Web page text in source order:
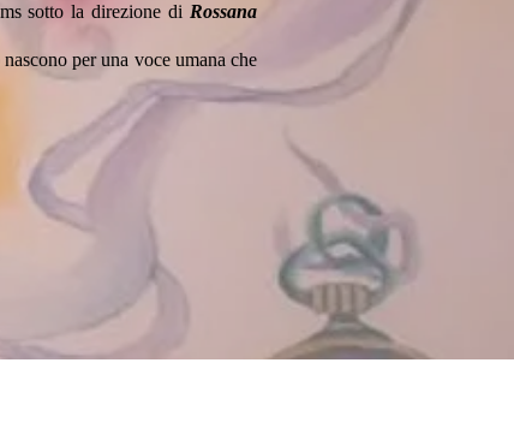
sotto la direzione di Rossana
per una voce umana che